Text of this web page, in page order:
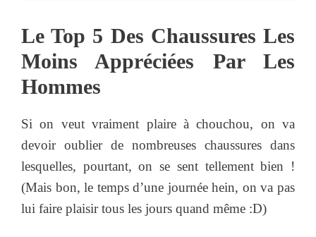
Le Top 5 Des Chaussures Les
Moins Appréciées Par Les
Hommes
Si on veut vraiment plaire à chouchou, on va
devoir oublier de nombreuses chaussures dans
lesquelles, pourtant, on se sent tellement bien !
(Mais bon, le temps d’une journée hein, on va pas
lui faire plaisir tous les jours quand même :D)